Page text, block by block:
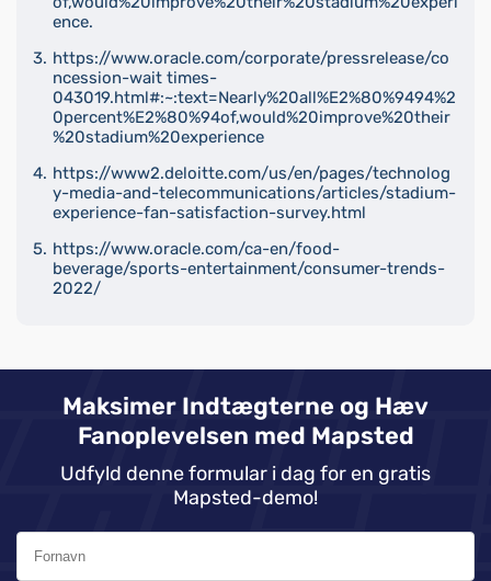
ence.
https://www.oracle.com/corporate/pressrelease/co
ncession-wait times-
043019.html#:~:text=Nearly%20all%E2%80%9494%2
0percent%E2%80%94of,would%20improve%20their
%20stadium%20experience
https://www2.deloitte.com/us/en/pages/technolog
y-media-and-telecommunications/articles/stadium-
experience-fan-satisfaction-survey.html
https://www.oracle.com/ca-en/food-
beverage/sports-entertainment/consumer-trends-
2022/
Maksimer Indtægterne og Hæv
Fanoplevelsen med Mapsted
Udfyld denne formular i dag for en gratis
Mapsted-demo!